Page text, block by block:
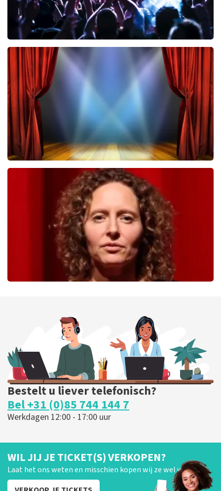
Megadeth
322 laatste 30 minuten
BESTEL NU
40 45 De Musical
laatste 30 minuten
BESTEL NU
BESTEL NU
Bestelt u liever telefonisch?
Bel +31 (0)85 744 144 7
Werkdagen 12:00 - 17:00 uur
WIL JIJ JE TICKET(S) VERKOPEN?
Laat het ons weten en misschien kopen wij ze wel van je!